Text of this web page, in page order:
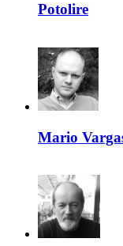
Potolire
Mario